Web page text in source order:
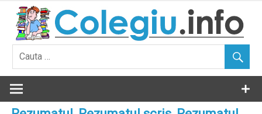
content